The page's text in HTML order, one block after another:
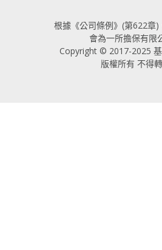
根據《公司條例》(第622章)
會為一所擔保有限
Copyright © 2017-2025
版權所有 不得